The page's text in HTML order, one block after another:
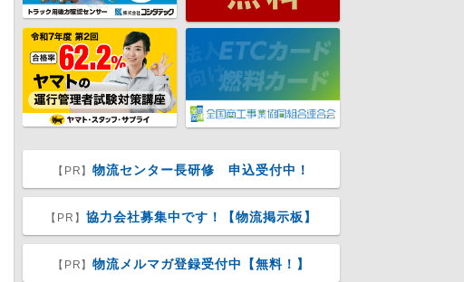
【PR】物流センター長研修 申込受付中！
【PR】 協力会社募集中です！【物流掲示板】
【PR】物流メルマガ登録受付中【無料！】